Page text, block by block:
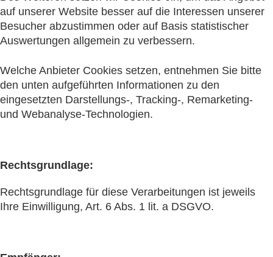
auf unserer Website besser auf die Interessen unserer
Besucher abzustimmen oder auf Basis statistischer
Auswertungen allgemein zu verbessern.
Welche Anbieter Cookies setzen, entnehmen Sie bitte
den unten aufgeführten Informationen zu den
eingesetzten Darstellungs-, Tracking-, Remarketing-
und Webanalyse-Technologien.
Rechtsgrundlage:
Rechtsgrundlage für diese Verarbeitungen ist jeweils
Ihre Einwilligung, Art. 6 Abs. 1 lit. a DSGVO.